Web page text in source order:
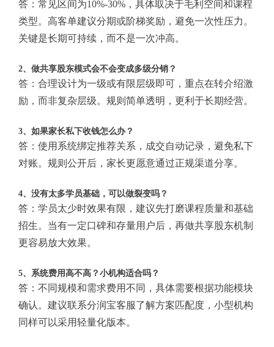
答：常见区间为10%-30%，具体取决于毛利空间和课程
类型。高客单建议分期或阶梯奖励，避免一次性压力。
关键是长期可持续，而不是一次冲高。
2、做共享股东模式会不会变成多级分销？
答：合理设计为一级或有限层级即可，重点在转介绍激
励，而非复杂层级。规则简单透明，更利于长期经营。
3、如果家长私下收钱怎么办？
答：使用系统绑定推荐关系，成交自动记录，避免私下
对账。规则公开后，家长更愿意通过正规渠道分享。
4、没有太多学员基础，可以做裂变吗？
答：学员太少时效果有限，建议先打磨课程质量和基础
招生。当有一定口碑和存量用户后，再做共享股东机制
更容易放大效果。
5、系统费用高不高？小机构适合吗？
答：不同规模和需求费用不同，具体需要根据功能模块
确认。建议联系分润宝客服了解方案匹配度，小型机构
同样可以采用轻量化版本。